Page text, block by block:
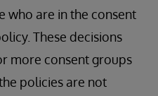
who are in the consent
These decisions
more consent groups
policies are not